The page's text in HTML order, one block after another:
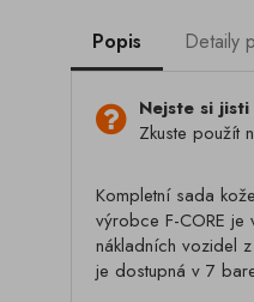
Popis Detaily
Nejste si
Zkuste použít
Kompletní sada
výrobce F-CORE
nákladních vozidel
je dostupná v 7